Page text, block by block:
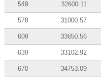
549 32600.11
578 31000.57
609 33650.56
639 33102.92
670 34753.09